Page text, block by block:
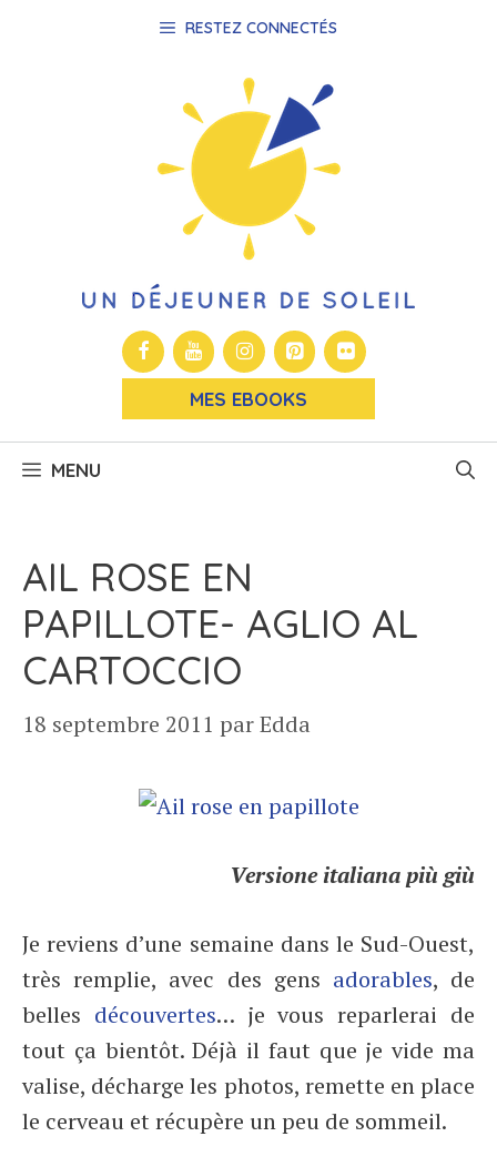
RESTEZ CONNECTÉS
MES EBOOKS
MENU
AIL ROSE EN
PAPILLOTE- AGLIO AL
CARTOCCIO
18 septembre 2011 parEdda
Versione italiana più giù
Je reviens d’une semaine dans le Sud-Ouest,
très remplie, avec des gens adorables, de
belles découvertes… je vous reparlerai de
tout ça bientôt. Déjà il faut que je vide ma
valise, décharge les photos, remette en place
le cerveau et récupère un peu de sommeil.